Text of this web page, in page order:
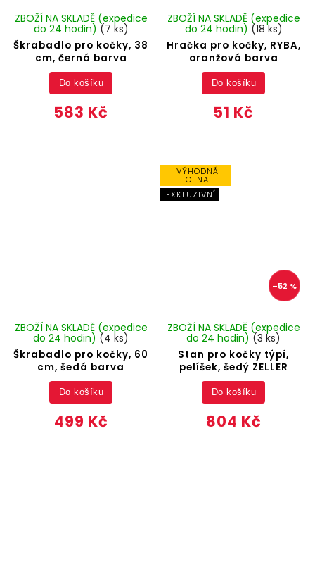
Škrabadlo pro kočky, 38
cm, černá barva
ZBOŽÍ NA SKLADĚ (expedice
do 24 hodin) (7 ks)
583 Kč
Do košíku
Hračka pro kočky, RYBA,
oranžová barva
ZBOŽÍ NA SKLADĚ (expedice
do 24 hodin) (18 ks)
51 Kč
Do košíku
Škrabadlo pro kočky, 60
cm, šedá barva
ZBOŽÍ NA SKLADĚ (expedice
do 24 hodin) (4 ks)
499 Kč
Do košíku
VÝHODNÁ
CENA
EXKLUZIVNÍ
–52 %
Stan pro kočky týpí,
pelíšek, šedý ZELLER
ZBOŽÍ NA SKLADĚ (expedice
do 24 hodin) (3 ks)
804 Kč
Do košíku